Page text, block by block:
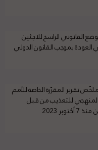
القانوني الراسخ للاجئين
بموجب القانون الدولي
تقرير المقرّرة الخاصة للأمم
المنهجي للتعذيب من قبل
2023